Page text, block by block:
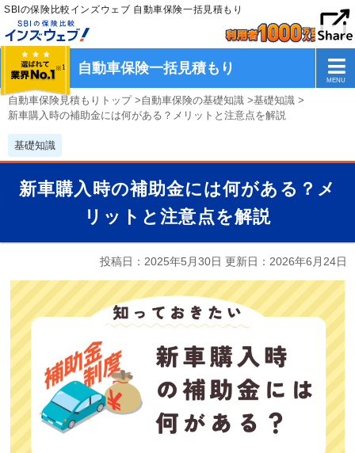
SBIの保険比較インズウェブ 自動車保険一括見積もり
自動車保険一括見積もり
自動車保険見積もりトップ>自動車保険の基礎知識 >基礎知識 >
新車購入時の補助金には何がある？メリットと注意点を解説
基礎知識
新車購入時の補助金には何がある？メ
リットと注意点を解説
投稿日：2025年5月30日 更新日： 2026年6月24日